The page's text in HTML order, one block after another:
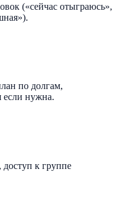
(«сейчас отыграюсь»,
по долгам,
если нужна.
к группе